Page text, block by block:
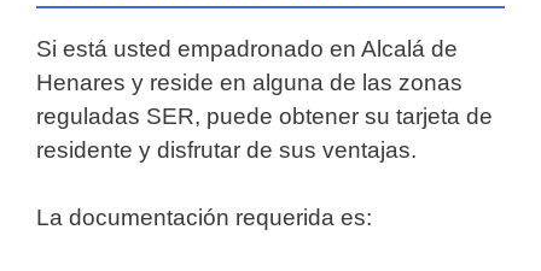
Si está usted empadronado en Alcalá de
Henares y reside en alguna de las zonas
reguladas SER, puede obtener su tarjeta de
residente y disfrutar de sus ventajas.
La documentación requerida es: